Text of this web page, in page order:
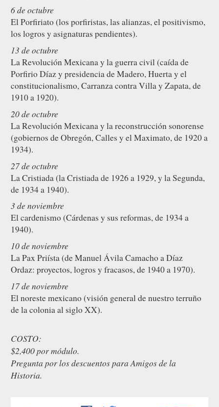
6 de octubre
El Porfiriato (los porfiristas, las alianzas, el positivismo,
los logros y asignaturas pendientes).
13 de octubre
La Revolución Mexicana y la guerra civil (caída de
Porfirio Díaz y presidencia de Madero, Huerta y el
constitucionalismo, Carranza contra Villa y Zapata, de
1910 a 1920).
20 de octubre
La Revolución Mexicana y la reconstrucción sonorense
(gobiernos de Obregón, Calles y el Maximato, de 1920 a
1934).
27 de octubre
La Cristiada (la Cristiada de 1926 a 1929, y la Segunda,
de 1934 a 1940).
3 de noviembre
El cardenismo (Cárdenas y sus reformas, de 1934 a
1940).
10 de noviembre
La Pax Priísta (de Manuel Ávila Camacho a Díaz
Ordaz: proyectos, logros y fracasos, de 1940 a 1970).
17 de noviembre
El noreste mexicano (visión general de nuestro terruño
de la colonia al siglo XX).
COSTO:
$2,400 por módulo.
Pregunta por los descuentos para Amigos de la
Historia.